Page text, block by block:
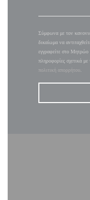
Σύμφωνα με τον
δικαίωμα να
εγγραφείτε στο
πληροφορίες σχετικά
πολιτική απορρήτου